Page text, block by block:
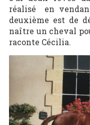
réalisé en
deuxième est de
naître un cheval
raconte Cécilia.